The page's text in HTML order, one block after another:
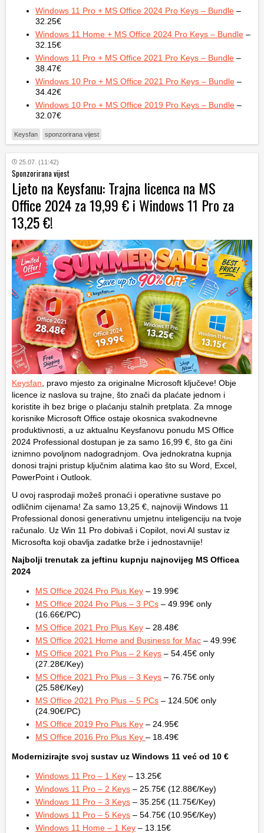
Windows 11 Pro + MS Office 2024 Pro Keys – Bundle –
32.25€
Windows 11 Home + MS Office 2024 Pro Keys – Bundle –
32.15€
Windows 11 Pro + MS Office 2021 Pro Keys – Bundle –
38.47€
Windows 10 Pro + MS Office 2021 Pro Keys – Bundle –
34.42€
Windows 10 Pro + MS Office 2019 Pro Keys – Bundle –
32.07€
Keysfan sponzorirana vijest
25.07. (11:42)
Sponzorirana vijest
Ljeto na Keysfanu: Trajna licenca na MS
Office 2024 za 19,99 € i Windows 11 Pro za
13,25 €!
Keysfan , pravo mjesto za originalne Microsoft ključeve! Obje
licence iz naslova su trajne, što znači da plaćate jednom i
koristite ih bez brige o plaćanju stalnih pretplata. Za mnoge
korisnike Microsoft Office ostaje okosnica svakodnevne
produktivnosti, a uz aktualnu Keysfanovu ponudu MS Office
2024 Professional dostupan je za samo 16,99 €, što ga čini
iznimno povoljnom nadogradnjom. Ova jednokratna kupnja
donosi trajni pristup ključnim alatima kao što su Word, Excel,
PowerPoint i Outlook.
U ovoj rasprodaji možeš pronaći i operativne sustave po
odličnim cijenama! Za samo 13,25 €, najnoviji Windows 11
Professional donosi generativnu umjetnu inteligenciju na tvoje
računalo. Uz Win 11 Pro dobivaš i Copilot, novi AI sustav iz
Microsofta koji obavlja zadatke brže i jednostavnije!
Najbolji trenutak za jeftinu kupnju najnovijeg MS Officea
2024
MS Office 2024 Pro Plus Key – 19.99€
MS Office 2024 Pro Plus – 3 PCs – 49.99€ only
(16.66€/PC)
MS Office 2021 Pro Plus Key – 28.48€
MS Office 2021 Home and Business for Mac – 49.99€
MS Office 2021 Pro Plus – 2 Keys – 54.45€ only
(27.28€/Key)
MS Office 2021 Pro Plus – 3 Keys – 76.75€ only
(25.58€/Key)
MS Office 2021 Pro Plus – 5 PCs – 124.50€ only
(24.90€/PC)
MS Office 2019 Pro Plus Key – 24.95€
MS Office 2016 Pro Plus Key – 18.49€
Modernizirajte svoj sustav uz Windows 11 već od 10 €
Windows 11 Pro – 1 Key – 13.25€
Windows 11 Pro – 2 Keys – 25.75€ (12.88€/Key)
Windows 11 Pro – 3 Keys – 35.25€ (11.75€/Key)
Windows 11 Pro – 5 Keys – 54.75€ (10.95€/Key)
Windows 11 Home – 1 Key – 13.15€